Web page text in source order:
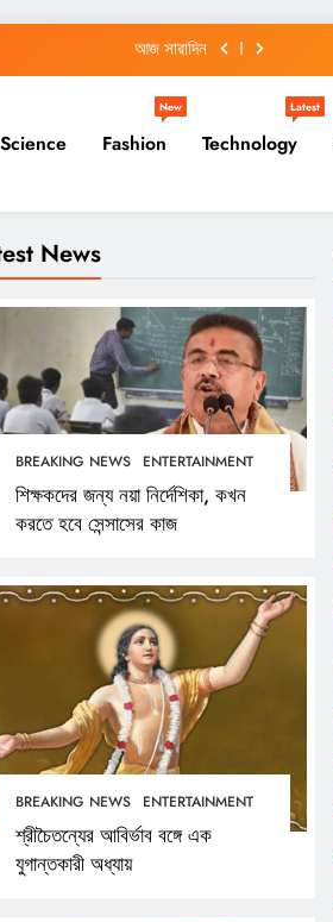
আজ সারাদিন
আজ সারাদিন
কখন করতে হবে সেন্সাসের কাজ
কখন করতে হবে সেন্সাসের কাজ
Science Fashion
New
Technology
Latest
News
BREAKING NEWS ENTERTAINMENT
শিক্ষকদের জন্য নয়া নির্দেশিকা, কখন
করতে হবে সেন্সাসের কাজ
BREAKING NEWS ENTERTAINMENT
শ্রীচৈতন্যের আবির্ভাব বঙ্গে এক
যুগান্তকারী অধ্যায়